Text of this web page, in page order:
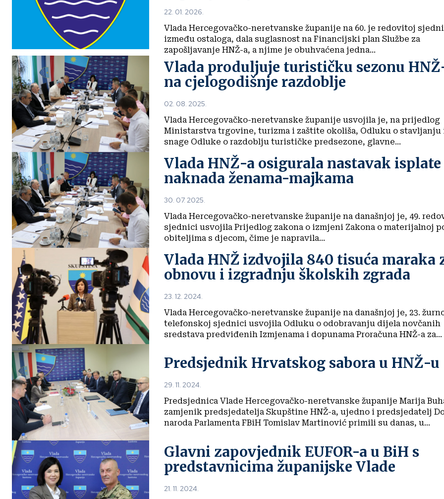
22. 01. 2026.
Vlada Hercegovačko-neretvanske županije na 60. je redovitoj
između ostaloga, dala suglasnost na Financijski plan Službe za
zapošljavanje HNŽ-a, a njime je obuhvaćena jedna...
Vlada produljuje turističku sezonu
na cjelogodišnje razdoblje
02. 08. 2025.
Vlada Hercegovačko-neretvanske županije usvojila je, na prijedlog
Ministarstva trgovine, turizma i zaštite okoliša, Odluku o stavljanju
snage Odluke o razdoblju turističke predsezone, glavne...
Vlada HNŽ-a osigurala nastavak isplate
naknada ženama-majkama
30. 07. 2025.
Vlada Hercegovačko-neretvanske županije na današnjoj je, 49.
sjednici usvojila Prijedlog zakona o izmjeni Zakona o materijalnoj
obiteljima s djecom, čime je napravila...
Vlada HNŽ izdvojila 840 tisuća maraka
obnovu i izgradnju školskih zgrada
23. 12. 2024.
Vlada Hercegovačko-neretvanske županije na današnjoj je, 23.
telefonskoj sjednici usvojila Odluku o odobravanju dijela novčanih
sredstava predviđenih Izmjenama i dopunama Proračuna HNŽ-a za...
Predsjednik Hrvatskog sabora u HNŽ-u
29. 11. 2024.
Predsjednica Vlade Hercegovačko-neretvanske županije Marija
zamjenik predsjedatelja Skupštine HNŽ-a, ujedno i predsjedatelj
naroda Parlamenta FBiH Tomislav Martinović primili su danas, u...
Glavni zapovjednik EUFOR-a u BiH s
predstavnicima županijske Vlade
21. 11. 2024.